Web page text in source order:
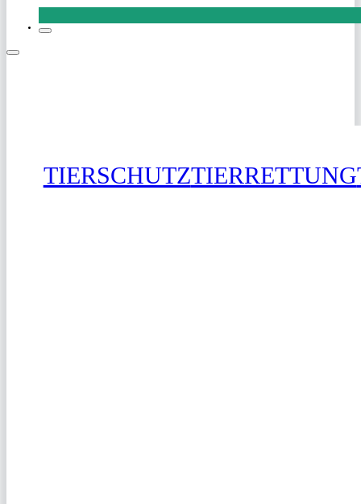
TIERSCHUTZTIERRETTUNG